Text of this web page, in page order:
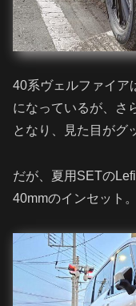
40系ヴェルファイア
になっているが、さ
となり、見た目がグ
だが、夏用SETの
40mmのインセット。